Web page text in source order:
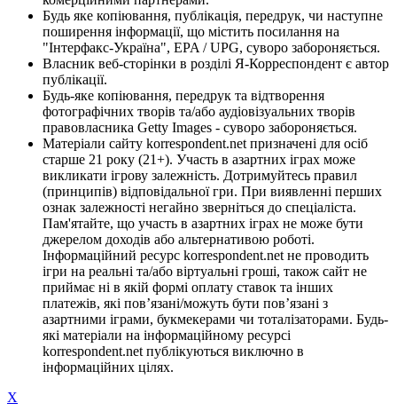
Будь яке копіювання, публікація, передрук, чи наступне
поширення інформації, що містить посилання на
"Інтерфакс-Україна", EPA / UPG, суворо забороняється.
Власник веб-сторінки в розділі Я-Корреспондент є автор
публікації.
Будь-яке копіювання, передрук та відтворення
фотографічних творів та/або аудіовізуальних творів
правовласника Getty Images - суворо забороняється.
Матеріали сайту korrespondent.net призначені для осіб
старше 21 року (21+). Участь в азартних іграх може
викликати ігрову залежність. Дотримуйтесь правил
(принципів) відповідальної гри. При виявленні перших
ознак залежності негайно зверніться до спеціаліста.
Пам'ятайте, що участь в азартних іграх не може бути
джерелом доходів або альтернативою роботі.
Інформаційний ресурс korrespondent.net не проводить
ігри на реальні та/або віртуальні гроші, також сайт не
приймає ні в якій формі оплату ставок та інших
платежів, які пов’язані/можуть бути пов’язані з
азартними іграми, букмекерами чи тоталізаторами. Будь-
які матеріали на інформаційному ресурсі
korrespondent.net публікуються виключно в
інформаційних цілях.
X